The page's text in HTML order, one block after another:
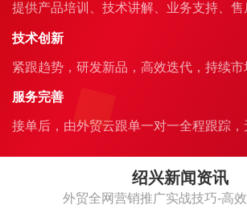
提供产品培训、技术讲解、业务支持、售
技术创新
紧跟趋势，研发新品，高效迭代，持续市
服务完善
接单后，由外贸云跟单一对一全程跟踪
绍兴新闻资讯
外贸全网营销推广实战技巧-高